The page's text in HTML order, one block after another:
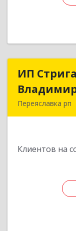
ИП
Переяславка рп
Клиентов на